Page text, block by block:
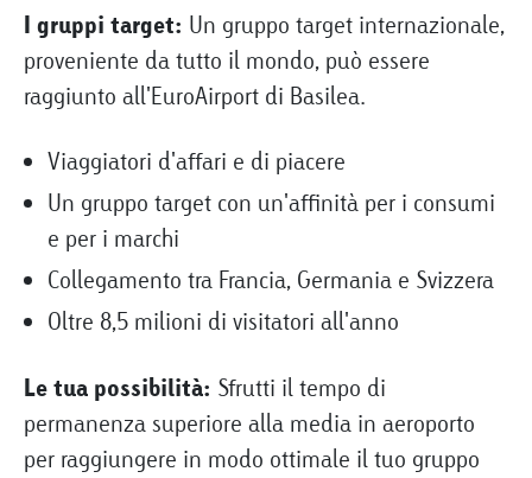
I gruppi target: Un gruppo target internazionale,
proveniente da tutto il mondo, può essere
raggiunto all'EuroAirport di Basilea.
Viaggiatori d'affari e di piacere
Un gruppo target con un'affinità per i consumi
e per i marchi
Collegamento tra Francia, Germania e Svizzera
Oltre 8,5 milioni di visitatori all'anno
Le tua possibilità: Sfrutti il tempo di
permanenza superiore alla media in aeroporto
per raggiungere in modo ottimale il tuo gruppo